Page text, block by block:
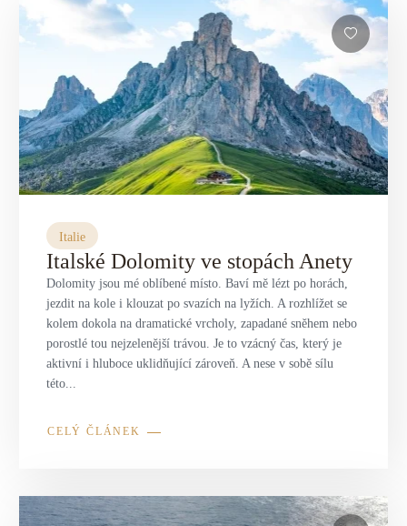
Italie
Italské Dolomity ve stopách Anety
Dolomity jsou mé oblíbené místo. Baví mě lézt po horách,
jezdit na kole i klouzat po svazích na lyžích. A rozhlížet se
kolem dokola na dramatické vrcholy, zapadané sněhem nebo
porostlé tou nejzelenější trávou. Je to vzácný čas, který je
aktivní i hluboce uklidňující zároveň. A nese v sobě sílu
této...
CELÝ ČLÁNEK
Severní Amerika
Střední Amerika
Všechny destinace
Dovolená na jachtě
Golfová dovolená
Dovolená na pláži
Prodloužený víkend
Safari
Privátní vily
Všechny zážitky
Bhútán
Uganda
Island
Botswana
Všechny destinace